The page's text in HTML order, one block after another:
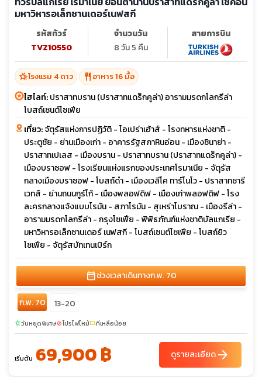
มหาวิหารอเล็กซานเดอร์เนฟสกี
รหัสทัวร์
TVZ10550
จำนวนวัน
8 วัน 5 คืน
สายการบิน
hotel_classโรงแรม 4 ดาว restaurant อาหาร 16 มื้อ
ไฮไลท์:ปราสาทบราน (ปราสาทแดร็กคูล่า) อารามมรดกโลกรีล่า
โบสถ์เซนต์โซเฟีย
เที่ยว:จัตุรัสแห่งการปฏิวัติ - โอเปร่าเฮ้าส์ - โรงทหารแห่งชาติ -
ประตูชัย - ย่านเมืองเก่า - อาคารรัฐสภาหินอ่อน - เมืองซินาย่า -
ปราสาทเปเลส - เมืองบราน - ปราสาทบราน (ปราสาทแดร็กคูล่า) -
เมืองบราซอฟ - โรงเรียนแห่งแรกของประเทศโรมาเนีย - จัตุรัส
กลางเมืองบราซอฟ - โบสถ์ดำ - เมืองเวลีโค ทาร์โนโว - ปราสาทซารี
เวทส์ - ย่านถนนกูร์โก้ - เมืองพลอฟดิฟ - เมืองเก่าพลอฟดิฟ - โรง
ละครกลางแจ้งแบบโรมัน - สภาโรมัน - สุเหร่าโบราณ - เมืองรีล่า -
อารามมรดกโลกรีล่า - กรุงโซเฟีย - พิพิธภัณฑ์แห่งชาติบัลแกเรีย -
มหาวิหารอเล็กซานเดอร์ เนฟสกี - โบสถ์เซนต์โซเฟีย - โบสถ์ยิว
โซเฟีย - จัตุรัสบัทเทนเบิร์ก
calendar_monthช่วงเวลาเดินทางก.พ. 70
ก.พ. 70 13-20
sunnyวันหยุดพิเศษlocal_fire_departmentโปรไฟไหม้confirmation_numberที่เหลือน้อย
เริ่มต้น 69,900 ฿ ดูรายละเอียดarrow_forward